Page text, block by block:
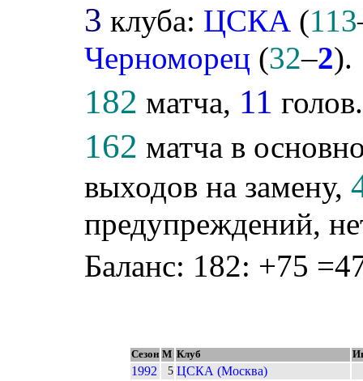
3 клуба: ЦСКА (113
Черноморец (32–2).
182 матча, 11 голов.
162 матча в
выходов на замену,
предупреждений,
Баланс: 182: +75
Сезон М Клуб
1992 5 ЦСКА (Москва)